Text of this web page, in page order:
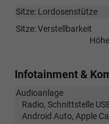
Sitze: Lordosenstütze
Sitze: Verstellbarkeit
Infotainment &
Audioanlage
Radio, Schnittstelle
Android Auto, Apple